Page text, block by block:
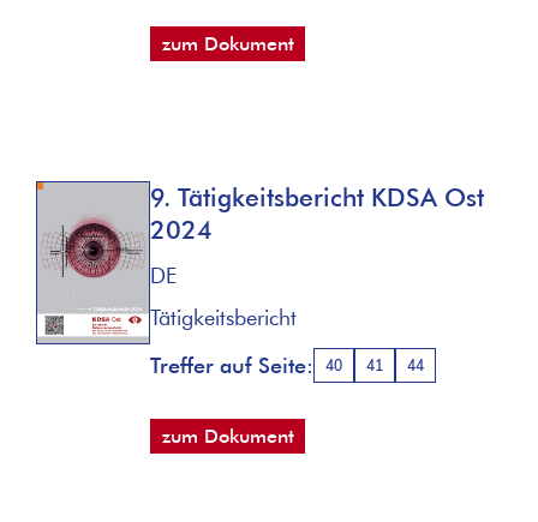
zum Dokument
9. Tätigkeitsbericht KDSA Ost
2024
DE
Tätigkeitsbericht
Treffer auf Seite:
40 41 44
zum Dokument